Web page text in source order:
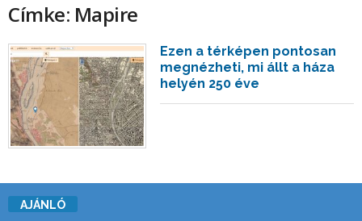
Címke: Mapire
Ezen a térképen pontosan
megnézheti, mi állt a háza
helyén 250 éve
AJÁNLÓ